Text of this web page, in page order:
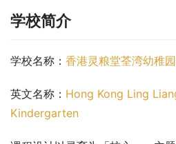
学校简介
学校名称： 香港灵粮堂荃湾幼稚园
英文名称： Hong Kong Ling
Kindergarten